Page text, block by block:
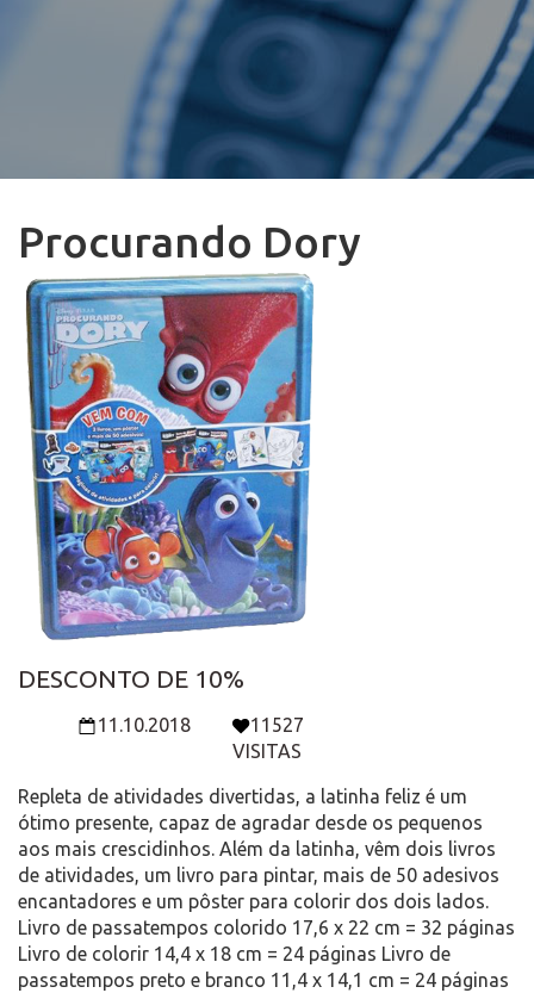
Procurando Dory
DESCONTO DE 10%
11.10.2018
11527
VISITAS
Repleta de atividades divertidas, a latinha feliz é um
ótimo presente, capaz de agradar desde os pequenos
aos mais crescidinhos. Além da latinha, vêm dois livros
de atividades, um livro para pintar, mais de 50 adesivos
encantadores e um pôster para colorir dos dois lados.
Livro de passatempos colorido 17,6 x 22 cm = 32 páginas
Livro de colorir 14,4 x 18 cm = 24 páginas Livro de
passatempos preto e branco 11,4 x 14,1 cm = 24 páginas